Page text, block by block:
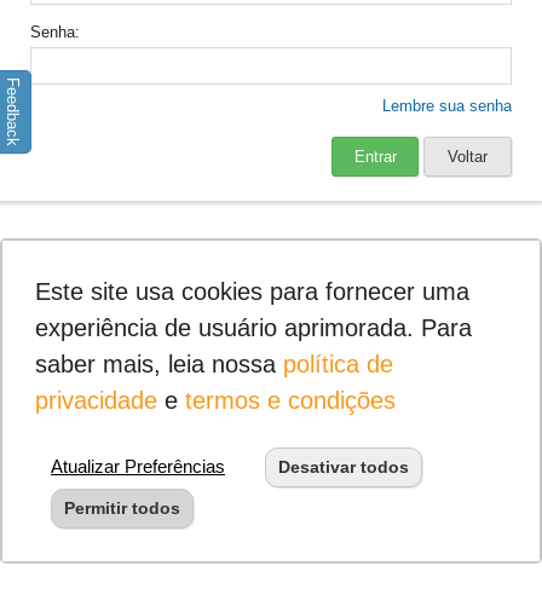
Senha
Lembre sua senha
Entrar Voltar
Feedback
Este site usa cookies para fornecer uma
experiência de usuário aprimorada. Para
saber mais, leia nossa política de
privacidadee termos e condições
Atualizar Preferências Desativar todos
Permitir todos